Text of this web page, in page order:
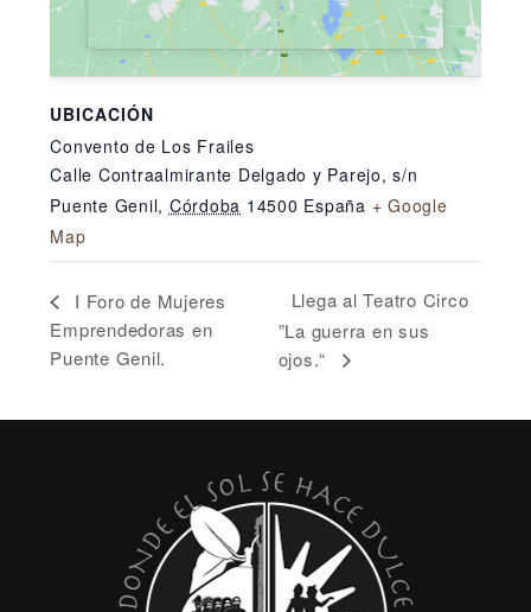
UBICACIÓN
Convento de Los Frailes
Calle Contraalmirante Delgado y Parejo, s/n
Puente Genil, Córdoba 14500 España + Google
Map
I Foro de Mujeres
Emprendedoras en
Puente Genil.
Llega al Teatro Circo
”La guerra en sus
ojos.“